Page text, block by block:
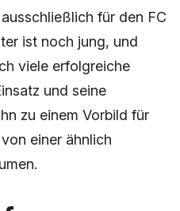
für den FC
ist noch jung, und
viele erfolgreiche
und seine
zu einem Vorbild für
einer ähnlich